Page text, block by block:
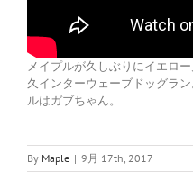
メイプルが久しぶりにイエロ
久インターウェーブドッグラ
ルはガブちゃん。
By Maple | 9月 17th, 2017